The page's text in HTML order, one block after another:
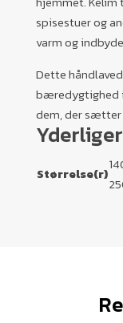
spisestuer og
varm og
Dette
bæredygtighed
dem, der sætter
Størrelse(r)